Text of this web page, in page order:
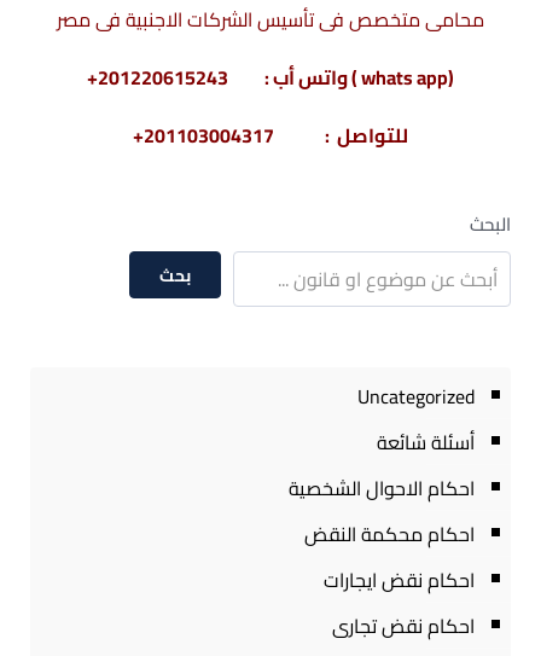
محامى متخصص فى تأسيس الشركات الاجنبية فى مصر
(whats app ) واتس أب : 201220615243+
للتواصل : 201103004317+
البحث
بحث
Uncategorized
أسئلة شائعة
احكام الاحوال الشخصية
احكام محكمة النقض
احكام نقض ايجارات
احكام نقض تجارى